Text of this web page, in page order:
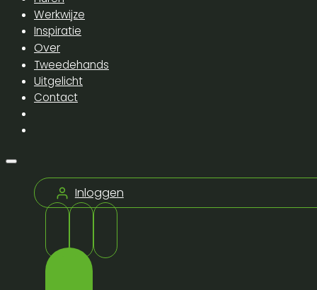
Werkwijze
Inspiratie
Over
Tweedehands
Uitgelicht
Contact
Inloggen